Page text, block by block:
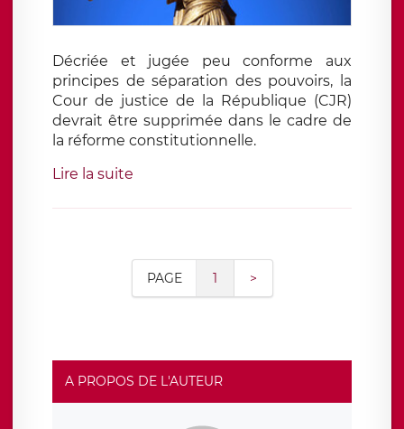
Décriée et jugée peu conforme aux
principes de séparation des pouvoirs, la
Cour de justice de la République (CJR)
devrait être supprimée dans le cadre de
la réforme constitutionnelle.
Lire la suite
PAGE 1 >
A PROPOS DE L'AUTEUR